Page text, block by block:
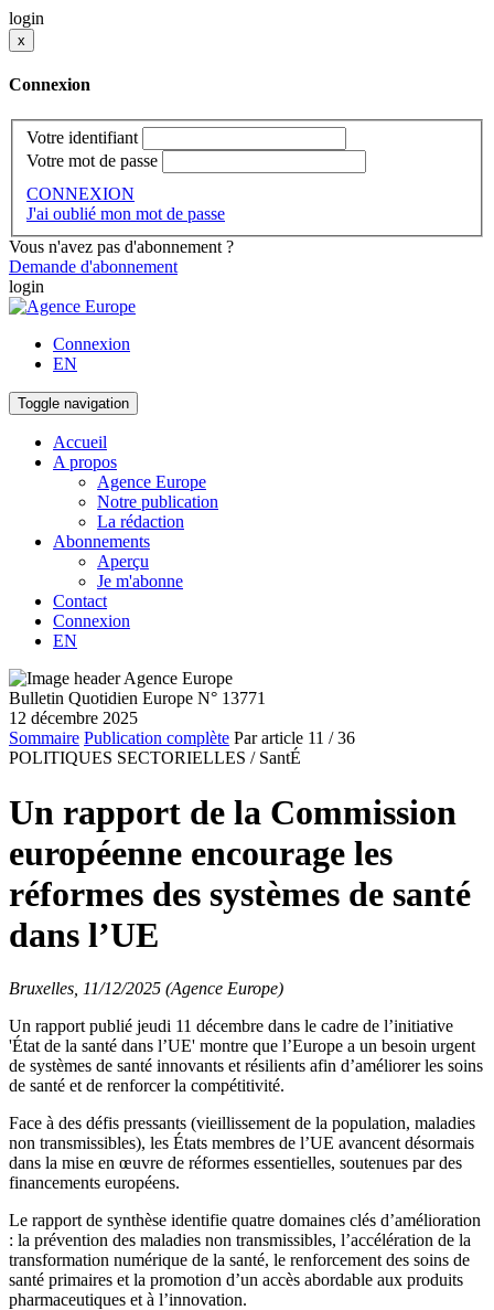
login
x
Connexion
Votre identifiant
Votre mot de passe
CONNEXION
J'ai oublié mon mot de passe
Vous n'avez pas d'abonnement ?
Demande d'abonnement
login
Connexion
EN
Toggle navigation
Accueil
A propos
Agence Europe
Notre publication
La rédaction
Abonnements
Aperçu
Je m'abonne
Contact
Connexion
EN
Bulletin Quotidien Europe N° 13771
12 décembre 2025
Sommaire Publication complète Par article 11 / 36
POLITIQUES SECTORIELLES / SantÉ
Un rapport de la Commission
européenne encourage les
réformes des systèmes de santé
dans l’UE
Bruxelles, 11/12/2025 (Agence Europe)
Un rapport publié jeudi 11 décembre dans le cadre de l’initiative
'État de la santé dans l’UE' montre que l’Europe a un besoin urgent
de systèmes de santé innovants et résilients afin d’améliorer les soins
de santé et de renforcer la compétitivité.
Face à des défis pressants (vieillissement de la population, maladies
non transmissibles), les États membres de l’UE avancent désormais
dans la mise en œuvre de réformes essentielles, soutenues par des
financements européens.
Le rapport de synthèse identifie quatre domaines clés d’amélioration
: la prévention des maladies non transmissibles, l’accélération de la
transformation numérique de la santé, le renforcement des soins de
santé primaires et la promotion d’un accès abordable aux produits
pharmaceutiques et à l’innovation.